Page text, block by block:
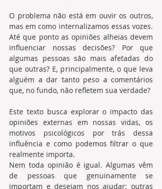
O problema não está em ouvir os outros,
mas em como internalizamos essas vozes.
Até que ponto as opiniões alheias devem
influenciar nossas decisões? Por que
algumas pessoas são mais afetadas do
que outras? E, principalmente, o que leva
alguém a dar tanto peso a comentários
que, no fundo, não refletem sua verdade?
Este texto busca explorar o impacto das
opiniões externas em nossas vidas, os
motivos psicológicos por trás dessa
influência e como podemos filtrar o que
realmente importa.
Nem toda opinião é igual. Algumas vêm
de pessoas que genuinamente se
importam e desejam nos ajudar; outras